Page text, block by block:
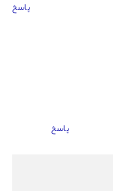
پاسخ
پاسخ